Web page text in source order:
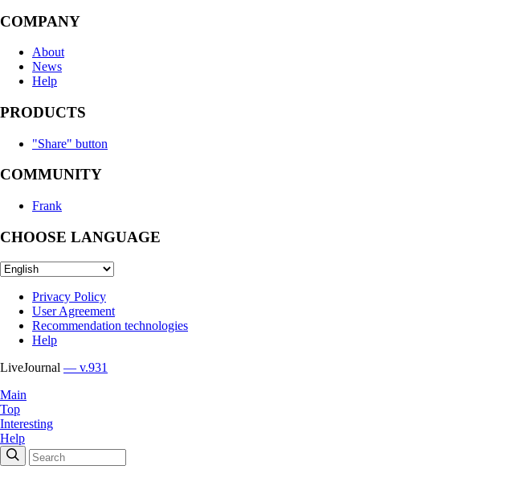
COMPANY
About
News
Help
PRODUCTS
"Share" button
COMMUNITY
Frank
CHOOSE LANGUAGE
Privacy Policy
User Agreement
Recommendation technologies
Help
LiveJournal — v.931
Main
Top
Interesting
Help